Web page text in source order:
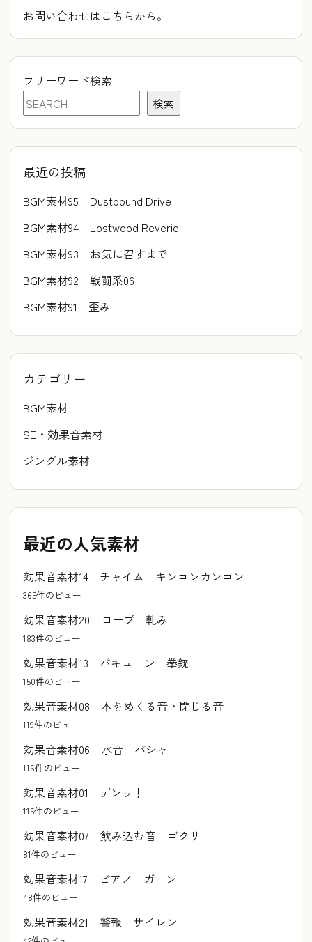
お問い合わせはこちらから。
フリーワード検索
検索
最近の投稿
BGM素材95 Dustbound Drive
BGM素材94 Lostwood Reverie
BGM素材93 お気に召すまで
BGM素材92 戦闘系06
BGM素材91 歪み
カテゴリー
BGM素材
SE・効果音素材
ジングル素材
最近の人気素材
効果音素材14 チャイム キンコンカンコン
365件のビュー
効果音素材20 ロープ 軋み
183件のビュー
効果音素材13 バキューン 拳銃
150件のビュー
効果音素材08 本をめくる音・閉じる音
119件のビュー
効果音素材06 水音 バシャ
116件のビュー
効果音素材01 デンッ！
115件のビュー
効果音素材07 飲み込む音 ゴクリ
81件のビュー
効果音素材17 ピアノ ガーン
48件のビュー
効果音素材21 警報 サイレン